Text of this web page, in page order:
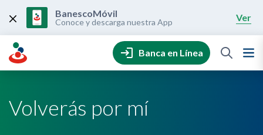
content
BanescoMóvil
Conoce y descarga nuestra App Ver
Banca en Línea
Volverás por mí